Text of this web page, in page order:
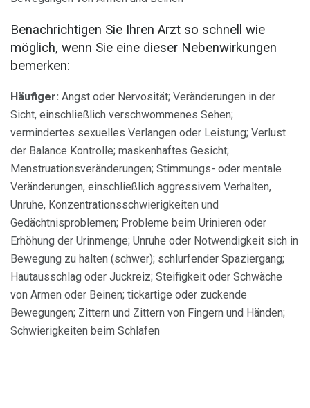
Benachrichtigen Sie Ihren Arzt so schnell wie
möglich, wenn Sie eine dieser Nebenwirkungen
bemerken:
Häufiger: Angst oder Nervosität; Veränderungen in der
Sicht, einschließlich verschwommenes Sehen;
vermindertes sexuelles Verlangen oder Leistung; Verlust
der Balance Kontrolle; maskenhaftes Gesicht;
Menstruationsveränderungen; Stimmungs- oder mentale
Veränderungen, einschließlich aggressivem Verhalten,
Unruhe, Konzentrationsschwierigkeiten und
Gedächtnisproblemen; Probleme beim Urinieren oder
Erhöhung der Urinmenge; Unruhe oder Notwendigkeit sich in
Bewegung zu halten (schwer); schlurfender Spaziergang;
Hautausschlag oder Juckreiz; Steifigkeit oder Schwäche
von Armen oder Beinen; tickartige oder zuckende
Bewegungen; Zittern und Zittern von Fingern und Händen;
Schwierigkeiten beim Schlafen